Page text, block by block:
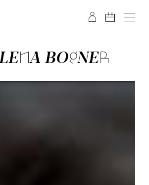
Zum Footer springen
BOGNER